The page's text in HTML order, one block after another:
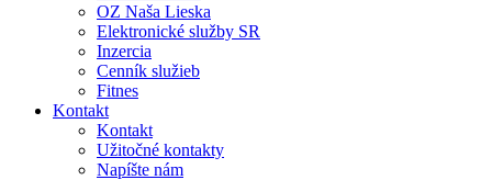
OZ Naša Lieska
Elektronické služby SR
Inzercia
Cenník služieb
Fitnes
Kontakt
Kontakt
Užitočné kontakty
Napíšte nám